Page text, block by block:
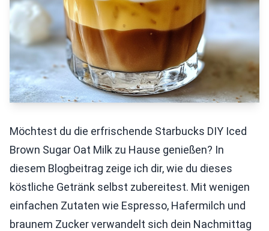
Möchtest du die erfrischende Starbucks DIY Iced
Brown Sugar Oat Milk zu Hause genießen? In
diesem Blogbeitrag zeige ich dir, wie du dieses
köstliche Getränk selbst zubereitest. Mit wenigen
einfachen Zutaten wie Espresso, Hafermilch und
braunem Zucker verwandelt sich dein Nachmittag